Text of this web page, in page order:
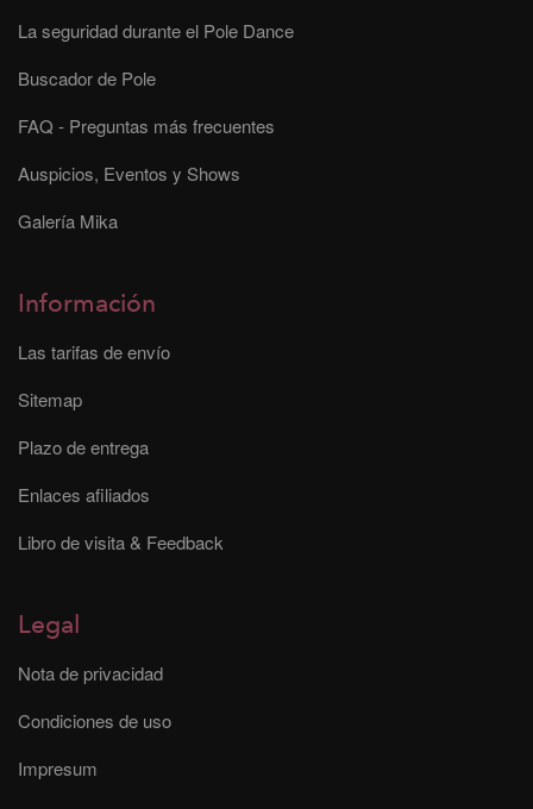
La seguridad durante el Pole Dance
Buscador de Pole
FAQ - Preguntas más frecuentes
Auspicios, Eventos y Shows
Galería Mika
Información
Las tarifas de envío
Sitemap
Plazo de entrega
Enlaces afiliados
Libro de visita & Feedback
Legal
Nota de privacidad
Condiciones de uso
Impresum